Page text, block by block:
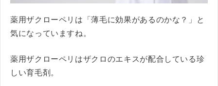
薬用ザクローペリは「薄毛に効果があるのかな？」と
気になっていますね。
薬用ザクローペリはザクロのエキスが配合している珍
しい育毛剤。